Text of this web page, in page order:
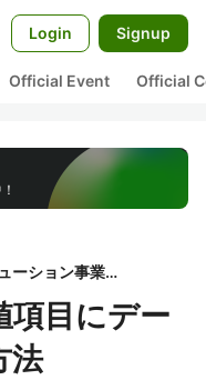
Login Signup
Official Event Official
株式会社ピー・エム・シー ITソリューション事業部
項目にデー
法